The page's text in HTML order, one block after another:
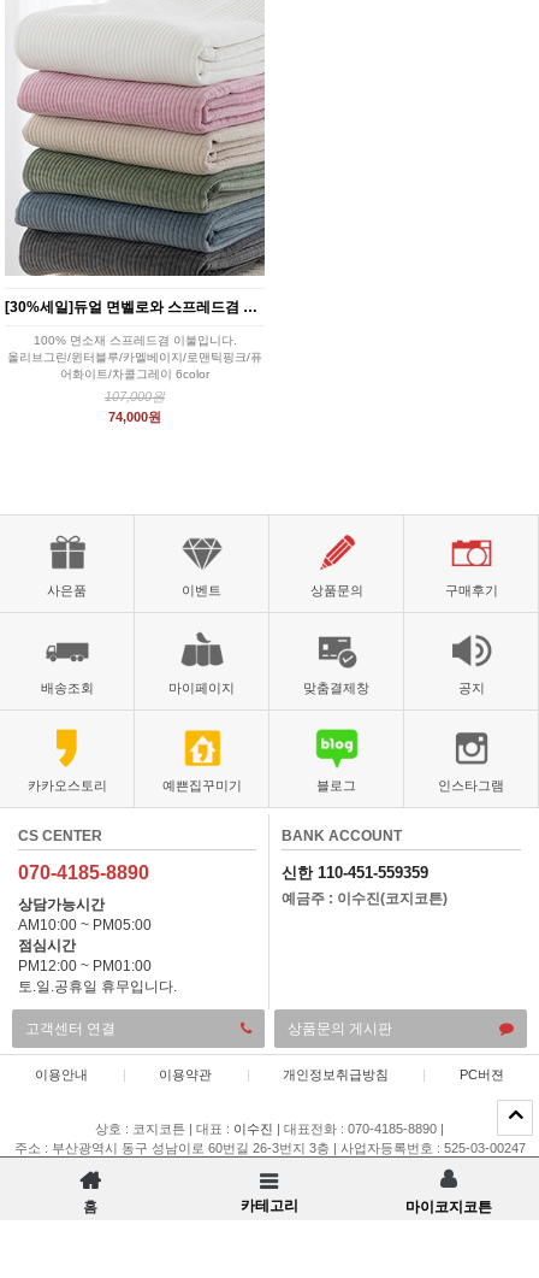
홈 카테고리 마이코지코튼
[30%세일]듀얼 면벨로와 스프레드겸 이불 6color Q/K
100% 면소재 스프레드겸 이불입니다.
올리브그린/윈터블루/카멜베이지/로맨틱핑크/퓨
어화이트/차콜그레이 6color
107,000원
74,000원
사은품 이벤트 상품문의 구매후기
배송조회 마이페이지 맞춤결제창 공지
카카오스토리 예쁜집꾸미기 블로그 인스타그램
CS CENTER
070-4185-8890
상담가능시간
AM10:00 ~ PM05:00
점심시간
PM12:00 ~ PM01:00
토.일.공휴일 휴무입니다.
BANK ACCOUNT
신한 110-451-559359
예금주 : 이수진(코지코튼)
고객센터 연결 상품문의 게시판
이용안내 | 이용약관 | 개인정보취급방침 | PC버젼
상호 : 코지코튼 | 대표 : 이수진 | 대표전화 : 070-4185-8890 |
주소 : 부산광역시 동구 성남이로 60번길 26-3번지 3층 | 사업자등록번호 : 525-03-00247
개인정보관리책임자 : 이채은
코지코튼ALL RIGHTS RESERVED.